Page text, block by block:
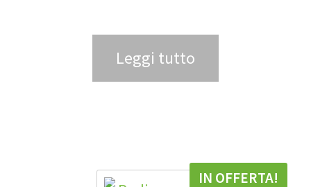
Leggi tutto
IN OFFERTA!